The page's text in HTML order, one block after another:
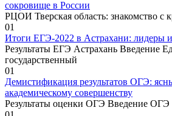
сокровище в России
РЦОИ Тверская область: знакомство с
01
Итоги ЕГЭ-2022 в Астрахани: лидеры
Результаты ЕГЭ Астрахань Введение
государственный
01
Демистификация результатов ОГЭ:
академическому совершенству
Результаты оценки ОГЭ Введение ОГЭ